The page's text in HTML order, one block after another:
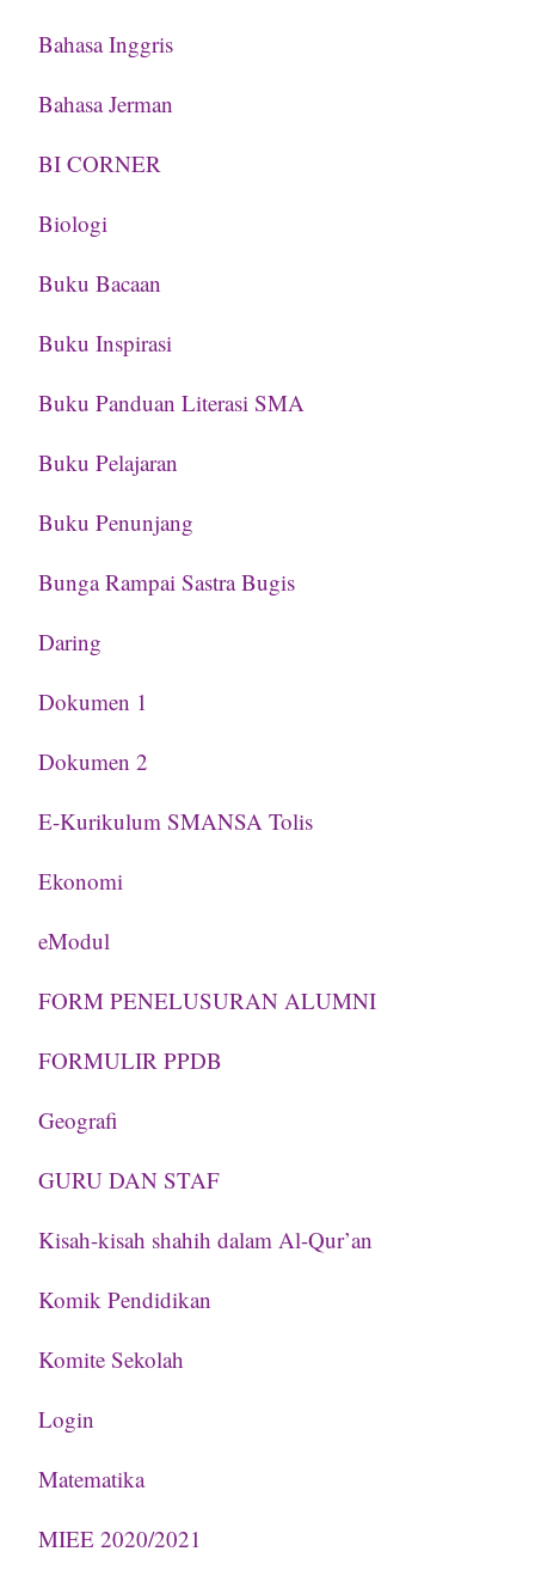
Bahasa Inggris
Bahasa Jerman
BI CORNER
Biologi
Buku Bacaan
Buku Inspirasi
Buku Panduan Literasi SMA
Buku Pelajaran
Buku Penunjang
Bunga Rampai Sastra Bugis
Daring
Dokumen 1
Dokumen 2
E-Kurikulum SMANSA Tolis
Ekonomi
eModul
FORM PENELUSURAN ALUMNI
FORMULIR PPDB
Geografi
GURU DAN STAF
Kisah-kisah shahih dalam Al-Qur’an
Komik Pendidikan
Komite Sekolah
Login
Matematika
MIEE 2020/2021